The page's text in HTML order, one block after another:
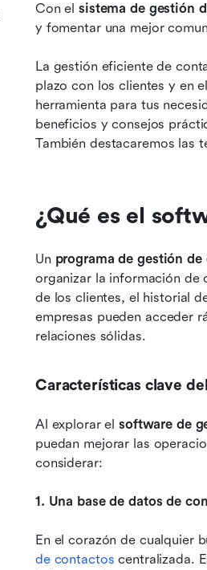
Con el sistema de gestión
y fomentar una mejor
La gestión eficiente de
plazo con los clientes y en
herramienta para tus
beneficios y consejos
También destacaremos las
¿Qué es el
Un programa de gestión de
organizar la información de
de los clientes, el historial
empresas pueden acceder
relaciones sólidas.
Características clave
Al explorar el software de
puedan mejorar las
considerar:
1. Una base de datos de
En el corazón de cualquier
de contactos centralizada.